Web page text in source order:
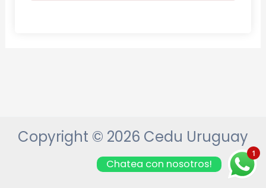
Copyright © 2026 Cedu Uruguay
1
Chatea con nosotros!